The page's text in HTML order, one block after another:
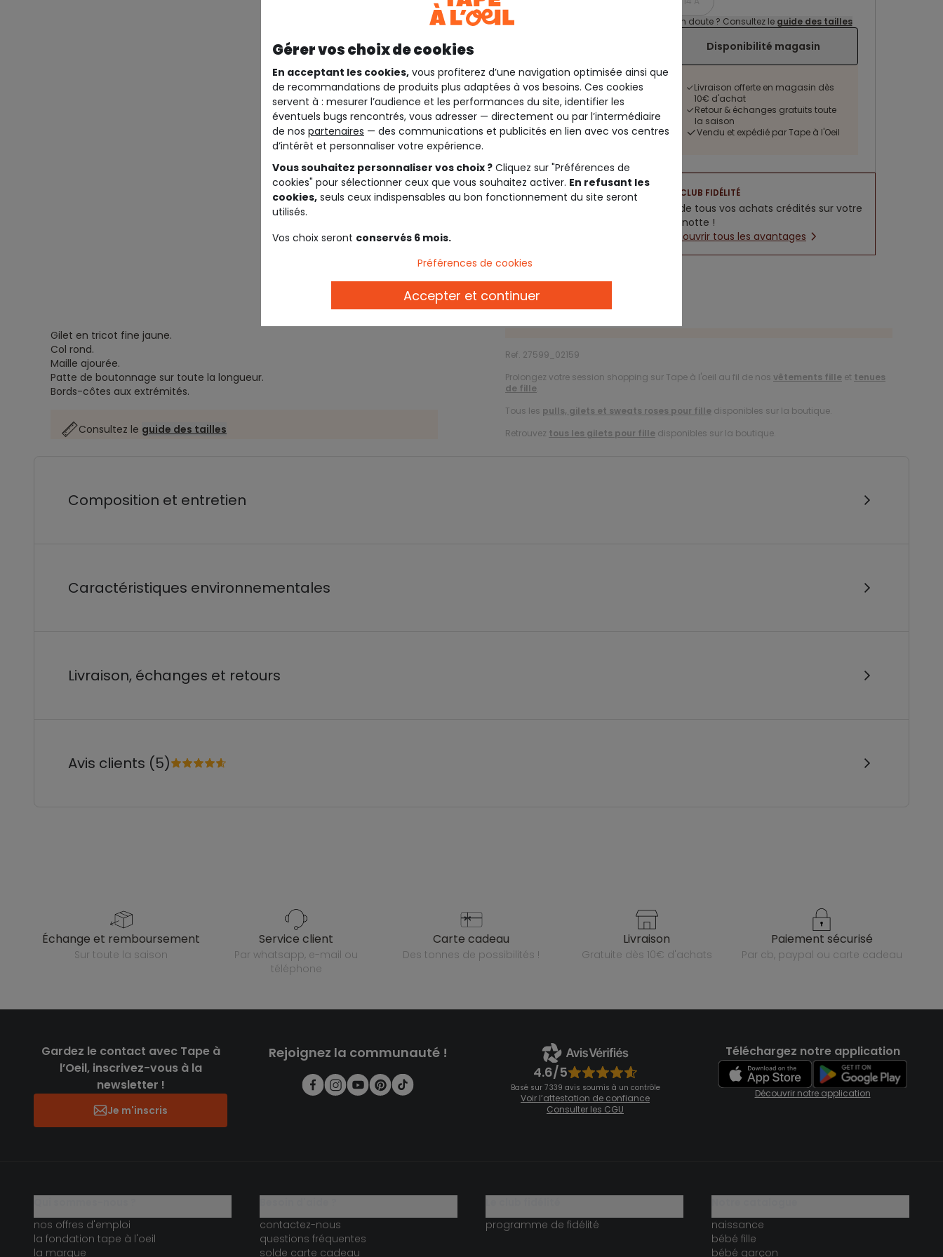
Un doute ? Consultez le guide des tailles
Disponibilité magasin
Livraison offerte en magasin dès
10€ d'achat
Retour & échanges gratuits toute
la saison
Vendu et expédié par Tape à l'Oeil
CLUB FIDÉLITÉ
5% de tous vos achats crédités sur votre
cagnotte !
Découvrir tous les avantages
Description
Gilet en tricot fine jaune.
Col rond.
Maille ajourée.
Patte de boutonnage sur toute la longueur.
Bords-côtes aux extrémités.
Consultez le guide des tailles
Ref. 27599_02159
Prolongez votre session shopping sur Tape à l'oeil au fil de nos vêtements fille et tenues
de fille.
Tous les pulls, gilets et sweats roses pour fille disponibles sur la boutique.
Retrouvez tous les gilets pour fille disponibles sur la boutique.
Composition et entretien
Caractéristiques environnementales
Livraison, échanges et retours
Avis clients (5)
échange et remboursement
sur toute la saison
service client
par whatsapp, e-mail ou
téléphone
carte cadeau
des tonnes de possibilités !
livraison
gratuite dès 10€ d'achats
paiement sécurisé
par cb, paypal ou carte cadeau
Gardez le contact avec Tape à
l’Oeil, inscrivez-vous à la
newsletter !
Je m'inscris
Rejoignez la communauté !
4.6/5
Basé sur 7 339 avis soumis à un contrôle
Voir l’attestation de confiance
Consulter les CGU
Téléchargez notre application
Découvrir notre application
nos offres d'emploi
la fondation tape à l'oeil
la marque
contactez-nous
questions fréquentes
solde carte cadeau
programme de fidélité
naissance
bébé fille
bébé garçon
Gérer vos choix de cookies
En acceptant les cookies, vous profiterez d’une navigation optimisée ainsi que
de recommandations de produits plus adaptées à vos besoins. Ces cookies
servent à : mesurer l’audience et les performances du site, identifier les
éventuels bugs rencontrés, vous adresser — directement ou par l’intermédiaire
de nos partenaires — des communications et publicités en lien avec vos centres
d’intérêt et personnaliser votre expérience.
Vous souhaitez personnaliser vos choix ? Cliquez sur "Préférences de
cookies" pour sélectionner ceux que vous souhaitez activer. En refusant les
cookies, seuls ceux indispensables au bon fonctionnement du site seront
utilisés.
Vos choix seront conservés 6 mois.
Préférences de cookies
Accepter et continuer